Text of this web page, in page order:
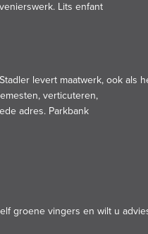
Lits enfant
levert maatwerk, ook als
verticuteren,
adres. Parkbank
groene vingers en wilt u